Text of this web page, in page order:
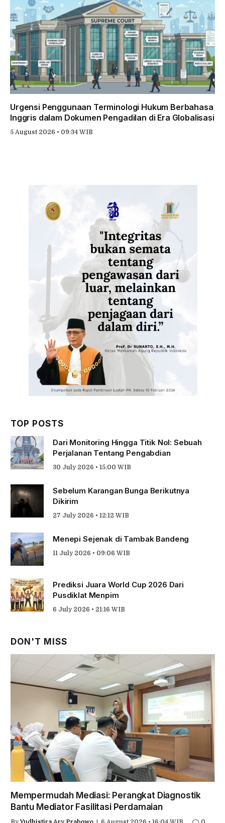
Urgensi Penggunaan Terminologi Hukum Berbahasa
Inggris dalam Dokumen Pengadilan di Era Globalisasi
5 August 2026 • 09:34 WIB
TOP POSTS
Dari Monitoring Hingga Titik Nol: Sebuah
Perjalanan Tentang Pengabdian
30 July 2026 • 15:00 WIB
Sebelum Karangan Bunga Berikutnya
Dikirim
27 July 2026 • 12:12 WIB
Menepi Sejenak di Tambak Bandeng
11 July 2026 • 09:06 WIB
Prediksi Juara World Cup 2026 Dari
Pusdiklat Menpim
6 July 2026 • 21:16 WIB
DON'T MISS
Mempermudah Mediasi: Perangkat Diagnostik
Bantu Mediator Fasilitasi Perdamaian